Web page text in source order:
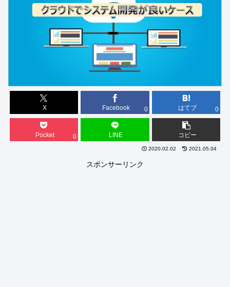
X Facebook 0 はてブ 0
Pocket 0 LINE コピー
2020.02.02 2021.05.04
スポンサーリンク